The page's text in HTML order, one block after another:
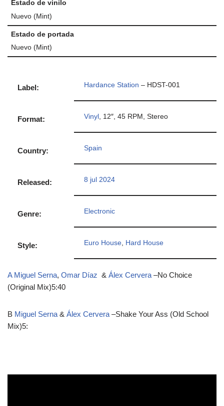
Estado de vinilo
Nuevo (Mint)
Estado de portada
Nuevo (Mint)
Label: Hardance Station – HDST-001
Format: Vinyl , 12″, 45 RPM, Stereo
Country: Spain
Released: 8 jul 2024
Genre: Electronic
Style: Euro House Hard House
A Miguel Serna, Omar Díaz & Álex Cervera –No Choice
(Original Mix)5:40
B Miguel Serna & Álex Cervera –Shake Your Ass (Old School
Mix)5: